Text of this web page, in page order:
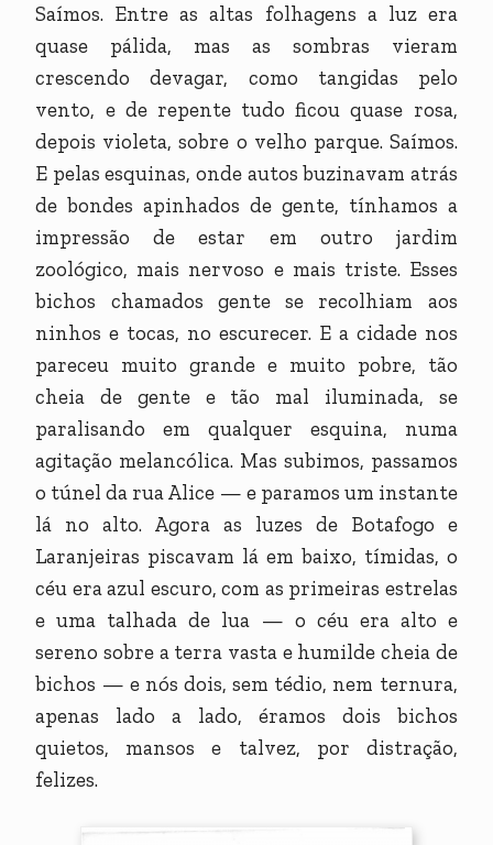
Saímos. Entre as altas folhagens a luz era
quase pálida, mas as sombras vieram
crescendo devagar, como tangidas pelo
vento, e de repente tudo ficou quase rosa,
depois violeta, sobre o velho parque. Saímos.
E pelas esquinas, onde autos buzinavam atrás
de bondes apinhados de gente, tínhamos a
impressão de estar em outro jardim
zoológico, mais nervoso e mais triste. Esses
bichos chamados gente se recolhiam aos
ninhos e tocas, no escurecer. E a cidade nos
pareceu muito grande e muito pobre, tão
cheia de gente e tão mal iluminada, se
paralisando em qualquer esquina, numa
agitação melancólica. Mas subimos, passamos
o túnel da rua Alice — e paramos um instante
lá no alto. Agora as luzes de Botafogo e
Laranjeiras piscavam lá em baixo, tímidas, o
céu era azul escuro, com as primeiras estrelas
e uma talhada de lua — o céu era alto e
sereno sobre a terra vasta e humilde cheia de
bichos — e nós dois, sem tédio, nem ternura,
apenas lado a lado, éramos dois bichos
quietos, mansos e talvez, por distração,
felizes.